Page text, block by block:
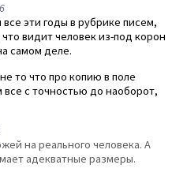
эти годы в рубрике писем,
видит человек из-под корон
самом деле.
то что про копию в поле
все с точностью до наоборот,
на реального человека. А
адекватные размеры.